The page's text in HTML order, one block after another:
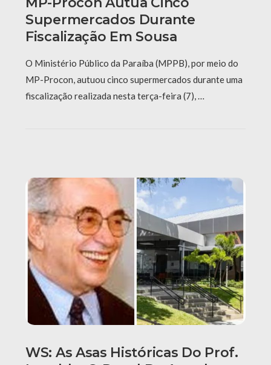
Supermercados Durante
Fiscalização Em Sousa
O Ministério Público da Paraíba (MPPB), por meio do
MP-Procon, autuou cinco supermercados durante uma
fiscalização realizada nesta terça-feira (7), …
WS: As Asas Históricas Do Prof.